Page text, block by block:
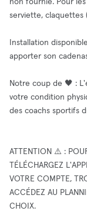
non fournie. Pour
serviette, claquettes
Installation
apporter son
Notre coup de 🖤 :
votre condition
des coachs sportifs
ATTENTION ⚠️ :
TÉLÉCHARGEZ
VOTRE COMPTE,
ACCÉDEZ AU
CHOIX.